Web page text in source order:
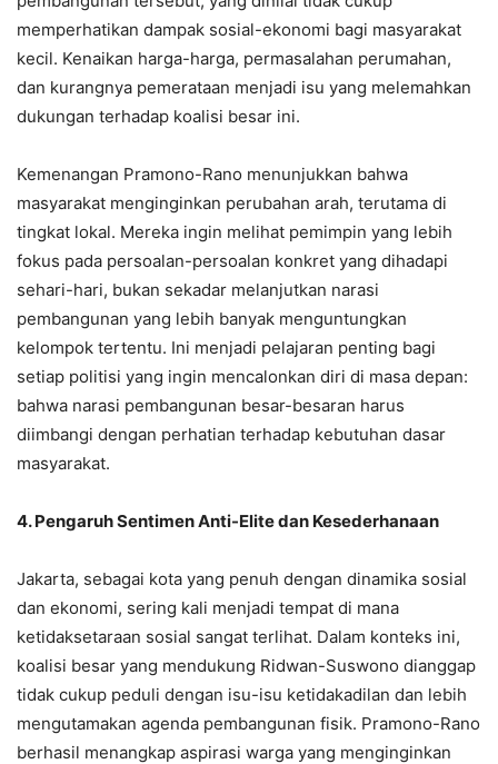
memperhatikan dampak sosial-ekonomi bagi masyarakat
kecil. Kenaikan harga-harga, permasalahan perumahan,
dan kurangnya pemerataan menjadi isu yang melemahkan
dukungan terhadap koalisi besar ini.
Kemenangan Pramono-Rano menunjukkan bahwa
masyarakat menginginkan perubahan arah, terutama di
tingkat lokal. Mereka ingin melihat pemimpin yang lebih
fokus pada persoalan-persoalan konkret yang dihadapi
sehari-hari, bukan sekadar melanjutkan narasi
pembangunan yang lebih banyak menguntungkan
kelompok tertentu. Ini menjadi pelajaran penting bagi
setiap politisi yang ingin mencalonkan diri di masa depan:
bahwa narasi pembangunan besar-besaran harus
diimbangi dengan perhatian terhadap kebutuhan dasar
masyarakat.
4. Pengaruh Sentimen Anti-Elite dan Kesederhanaan
Jakarta, sebagai kota yang penuh dengan dinamika sosial
dan ekonomi, sering kali menjadi tempat di mana
ketidaksetaraan sosial sangat terlihat. Dalam konteks ini,
koalisi besar yang mendukung Ridwan-Suswono dianggap
tidak cukup peduli dengan isu-isu ketidakadilan dan lebih
mengutamakan agenda pembangunan fisik. Pramono-Rano
berhasil menangkap aspirasi warga yang menginginkan